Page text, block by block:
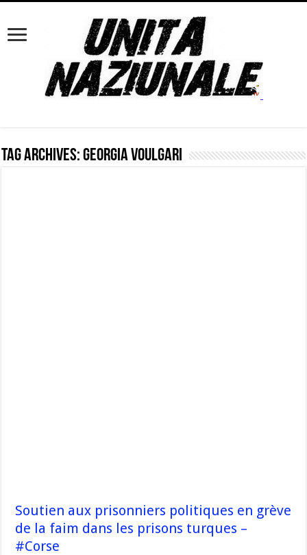
Tag Archives:Georgia Voulgari
Soutien aux prisonniers politiques en grève
de la faim dans les prisons turques –
#Corse